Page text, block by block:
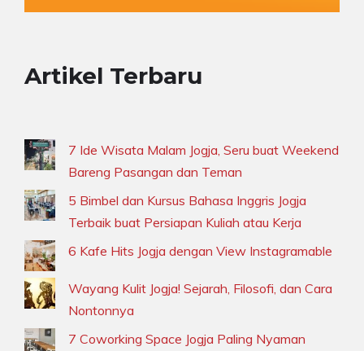
Artikel Terbaru
7 Ide Wisata Malam Jogja, Seru buat Weekend
Bareng Pasangan dan Teman
5 Bimbel dan Kursus Bahasa Inggris Jogja
Terbaik buat Persiapan Kuliah atau Kerja
6 Kafe Hits Jogja dengan View Instagramable
Wayang Kulit Jogja! Sejarah, Filosofi, dan Cara
Nontonnya
7 Coworking Space Jogja Paling Nyaman